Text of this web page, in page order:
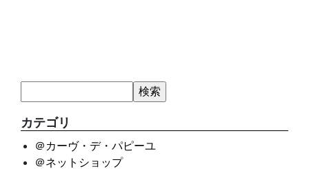
カテゴリ
＠カーヴ・デ・パピーユ
＠ネットショップ